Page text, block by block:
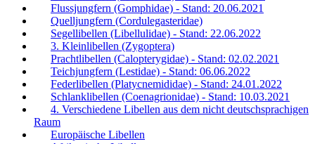
Flussjungfern (Gomphidae) - Stand: 20.06.2021
Quelljungfern (Cordulegasteridae)
Segellibellen (Libellulidae) - Stand: 22.06.2022
3. Kleinlibellen (Zygoptera)
Prachtlibellen (Calopterygidae) - Stand: 02.02.2021
Teichjungfern (Lestidae) - Stand: 06.06.2022
Federlibellen (Platycnemididae) - Stand: 24.01.2022
Schlanklibellen (Coenagrionidae) - Stand: 10.03.2021
4. Verschiedene Libellen aus dem nicht deutschsprachigen
Raum
Europäische Libellen